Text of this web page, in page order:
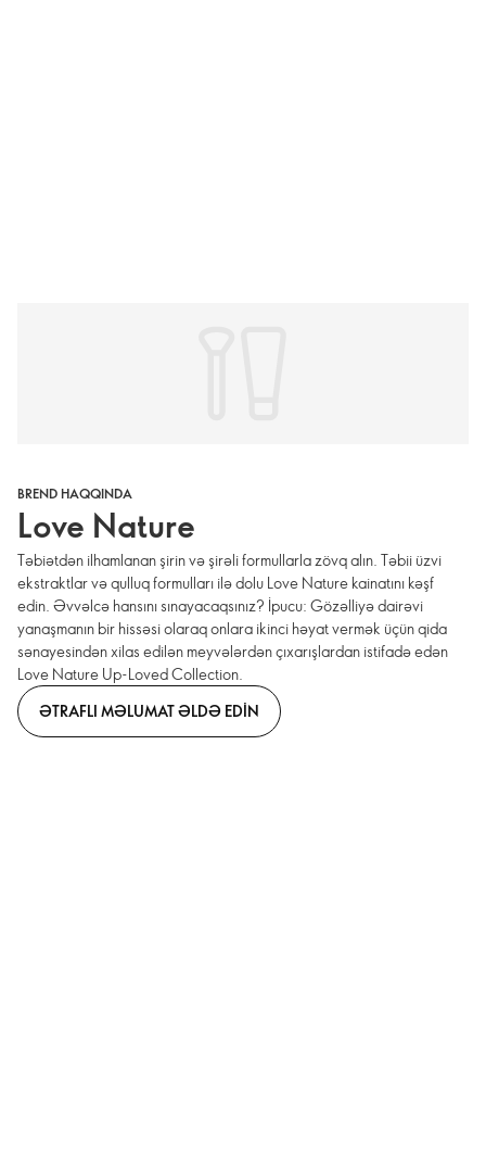
BREND HAQQINDA
Love Nature
Təbiətdən ilhamlanan şirin və şirəli formullarla zövq alın. Təbii üzvi
ekstraktlar və qulluq formulları ilə dolu Love Nature kainatını kəşf
edin. Əvvəlcə hansını sınayacaqsınız? İpucu: Gözəlliyə dairəvi
yanaşmanın bir hissəsi olaraq onlara ikinci həyat vermək üçün qida
sənayesindən xilas edilən meyvələrdən çıxarışlardan istifadə edən
Love Nature Up-Loved Collection.
ƏTRAFLI MƏLUMAT ƏLDƏ EDIN